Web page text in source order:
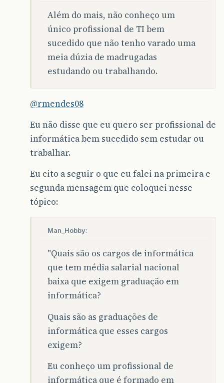
Além do mais, não conheço um
único profissional de TI bem
sucedido que não tenho varado uma
meia dúzia de madrugadas
estudando ou trabalhando.
@rmendes08
Eu não disse que eu quero ser profissional de
informática bem sucedido sem estudar ou
trabalhar.
Eu cito a seguir o que eu falei na primeira e
segunda mensagem que coloquei nesse
tópico:
Man_Hobby:
"Quais são os cargos de informática
que tem média salarial nacional
baixa que exigem graduação em
informática?
Quais são as graduações de
informática que esses cargos
exigem?
Eu conheço um profissional de
informática que é formado em